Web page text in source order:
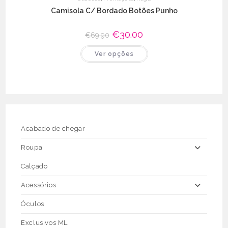
Camisola C/ Bordado Botões Punho
€69.90 O
preço
original
era:
€69.90.
€30.00
atual
€30.00.
Ver opções
product
Acabado de chegar
Roupa
Calçado
Acessórios
Óculos
Exclusivos ML